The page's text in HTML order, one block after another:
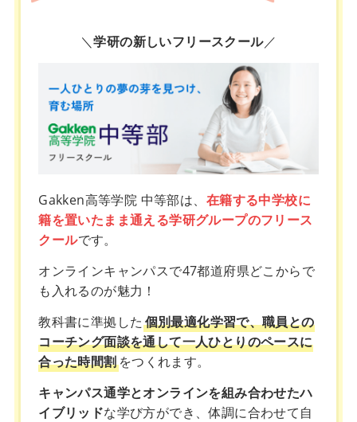
＼学研の新しいフリースクール／
Gakken高等学院 中等部は、 在籍する中学校に
籍を置いたまま通える学研グループのフリース
クールです。
オンラインキャンパスで47都道府県どこからで
も入れるのが魅力！
教科書に準拠した 個別最適化学習で、職員との
コーチング面談を通して一人ひとりのペースに
合った時間割をつくれます。
キャンパス通学とオンラインを組み合わせたハ
イブリッドな学び方ができ、体調に合わせて自